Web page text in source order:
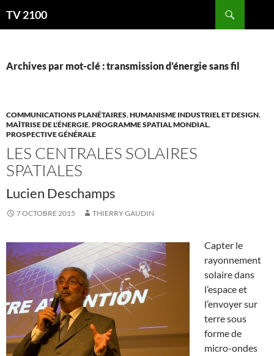
auTV 2100
Archives par mot-clé : transmission d’énergie sans fil
COMMUNICATIONS PLANÉTAIRES,HUMANISME INDUSTRIEL ET DESIGN,
MAÎTRISE DE L'ÉNERGIE,PROGRAMME SPATIAL MONDIAL,
PROSPECTIVE GÉNÉRALE
LES CENTRALES SOLAIRES
SPATIALES
Lucien Deschamps
7 OCTOBRE 2015 THIERRY GAUDIN
Capter le
rayonnement
solaire dans
l’espace et
l’envoyer sur
terre sous
forme de
micro-ondes